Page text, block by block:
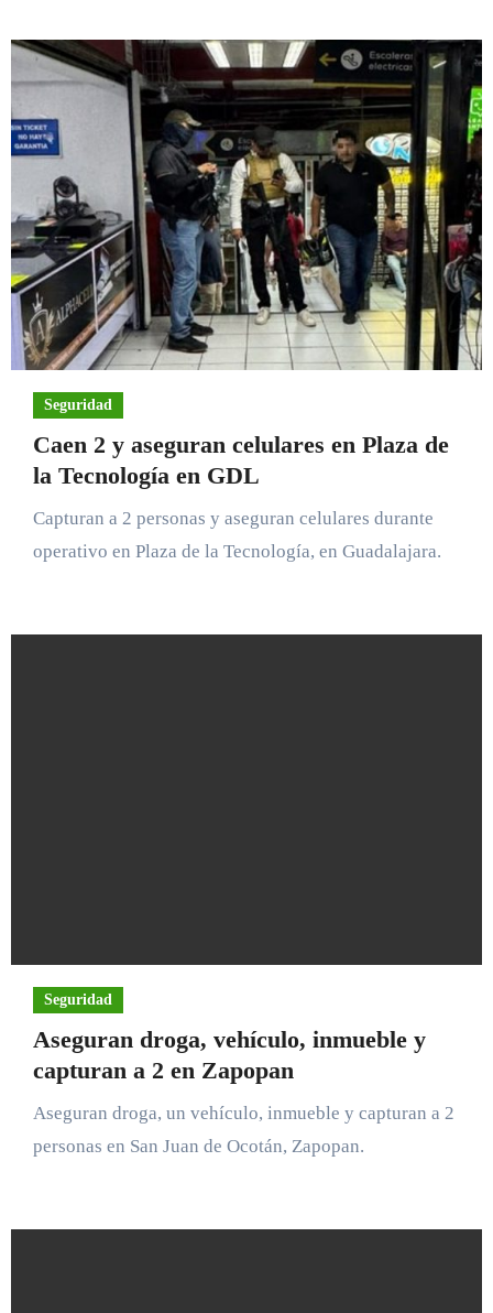
Seguridad
Caen 2 y aseguran celulares en Plaza de
la Tecnología en GDL
Capturan a 2 personas y aseguran celulares durante
operativo en Plaza de la Tecnología, en Guadalajara.
Seguridad
Aseguran droga, vehículo, inmueble y
capturan a 2 en Zapopan
Aseguran droga, un vehículo, inmueble y capturan a 2
personas en San Juan de Ocotán, Zapopan.